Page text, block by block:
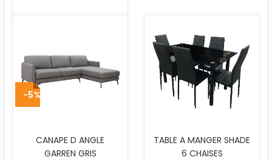
CANAPE D ANGLE
GARREN GRIS
TABLE A MANGER SHADE
6 CHAISES
-5%